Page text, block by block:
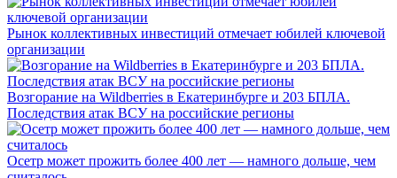
Рынок коллективных инвестиций отмечает юбилей ключевой
организации
Возгорание на Wildberries в Екатеринбурге и 203 БПЛА.
Последствия атак ВСУ на российские регионы
Осетр может прожить более 400 лет — намного дольше, чем